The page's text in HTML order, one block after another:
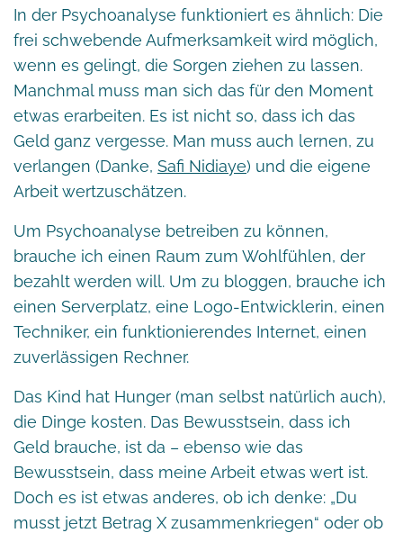
In der Psychoanalyse funktioniert es ähnlich: Die
frei schwebende Aufmerksamkeit wird möglich,
wenn es gelingt, die Sorgen ziehen zu lassen.
Manchmal muss man sich das für den Moment
etwas erarbeiten. Es ist nicht so, dass ich das
Geld ganz vergesse. Man muss auch lernen, zu
verlangen (Danke, Safi Nidiaye) und die eigene
Arbeit wertzuschätzen.
Um Psychoanalyse betreiben zu können,
brauche ich einen Raum zum Wohlfühlen, der
bezahlt werden will. Um zu bloggen, brauche ich
einen Serverplatz, eine Logo-Entwicklerin, einen
Techniker, ein funktionierendes Internet, einen
zuverlässigen Rechner.
Das Kind hat Hunger (man selbst natürlich auch),
die Dinge kosten. Das Bewusstsein, dass ich
Geld brauche, ist da – ebenso wie das
Bewusstsein, dass meine Arbeit etwas wert ist.
Doch es ist etwas anderes, ob ich denke: „Du
musst jetzt Betrag X zusammenkriegen“ oder ob